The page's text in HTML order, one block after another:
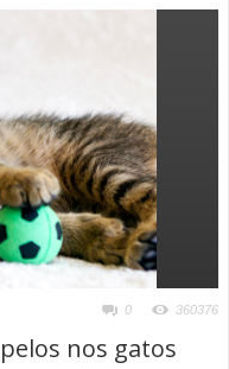
0 360376
nos gatos